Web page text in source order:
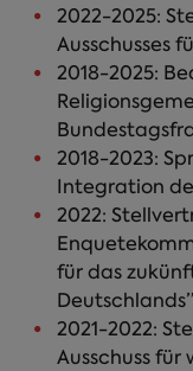
2022-2025:
Ausschusses
2018-2025:
2018-2023:
Integration
2022:
für das
Deutschlands”
2021-2022:
Ausschuss